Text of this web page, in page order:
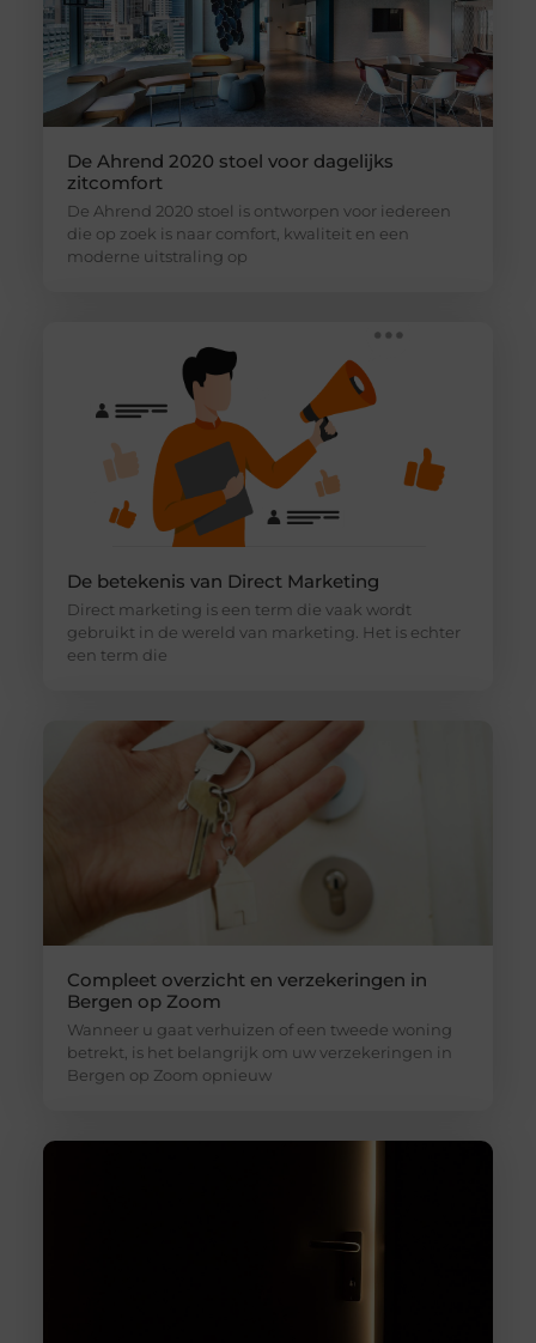
De Ahrend 2020 stoel voor dagelijks
zitcomfort
De Ahrend 2020 stoel is ontworpen voor iedereen
die op zoek is naar comfort, kwaliteit en een
moderne uitstraling op
De betekenis van Direct Marketing
Direct marketing is een term die vaak wordt
gebruikt in de wereld van marketing. Het is echter
een term die
Compleet overzicht en verzekeringen in
Bergen op Zoom
Wanneer u gaat verhuizen of een tweede woning
betrekt, is het belangrijk om uw verzekeringen in
Bergen op Zoom opnieuw